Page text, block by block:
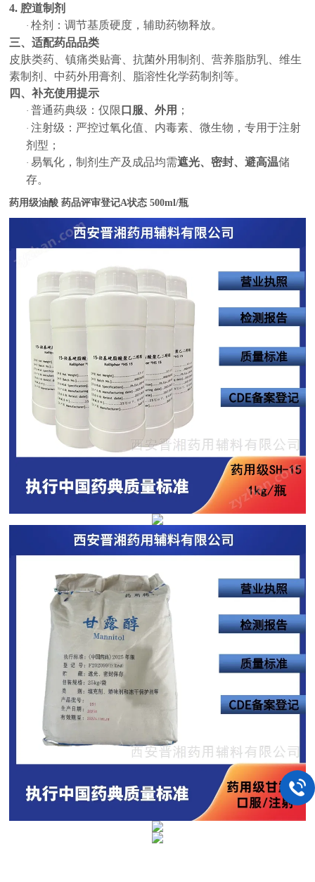
4. 腔道制剂
·栓剂：调节基质硬度，辅助药物释放。
三、适配药品品类
皮肤类药、镇痛类贴膏、抗菌外用制剂、营养脂肪乳、维生
素制剂、中药外用膏剂、脂溶性化学药制剂等。
四、补充使用提示
·普通药典级：仅限 口服、外用 ；
·注射级：严控过氧化值、内毒素、微生物，专用于注射
剂型；
·易氧化，制剂生产及成品均需遮光、密封、避高温储
存。
药用级油酸 药品评审登记A状态 500ml/瓶